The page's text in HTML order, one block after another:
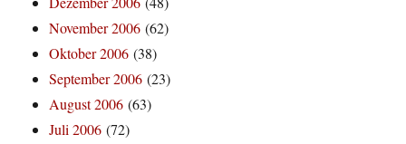
November 2006 (62)
Oktober 2006 (38)
September 2006 (23)
August 2006 (63)
Juli 2006 (72)